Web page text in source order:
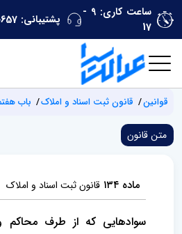
ساعت کاری: 9 -
17
پشتیبانی:
قوانین قانون ثبت اسناد و املاک باب
متن قانون
ماده ۱۳۴ قانون ثبت اسناد و املاک
سوادهایی که از طرف